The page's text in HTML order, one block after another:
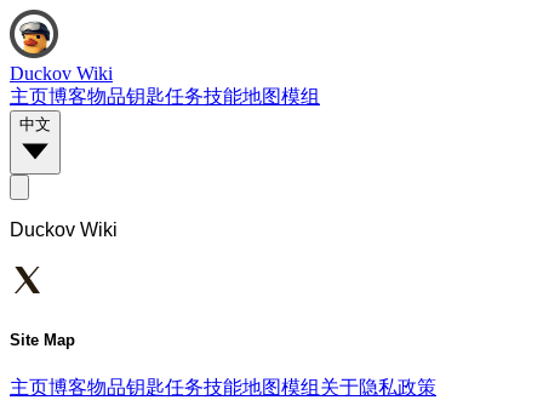
Duckov Wiki
主页博客物品钥匙任务技能地图模组
中文
Duckov Wiki
Site Map
主页博客物品钥匙任务技能地图模组 关于隐私政策